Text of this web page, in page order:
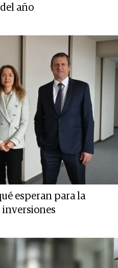
año
esperan para la
inversiones